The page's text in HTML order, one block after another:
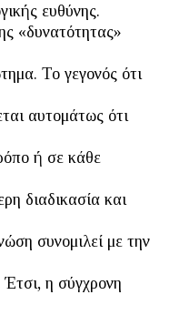
ευθύνης.
«δυνατότητας»
Το γεγονός ότι
αυτομάτως ότι
ή σε κάθε
διαδικασία και
συνομιλεί με την
η σύγχρονη